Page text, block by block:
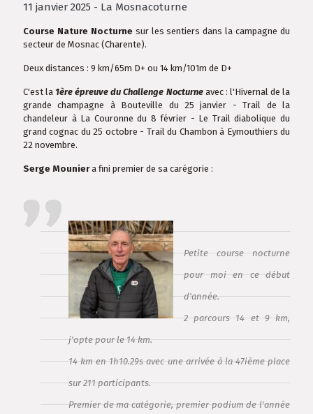
11 janvier 2025 - La Mosnacoturne
Course Nature Nocturne sur les sentiers dans la campagne du
secteur de Mosnac (Charente).
Deux distances : 9 km/65m D+ ou 14 km/101m de D+
C'est la 1ère épreuve du Challenge Nocturneavec : l'Hivernal de la
grande champagne à Bouteville du 25 janvier - Trail de la
chandeleur à La Couronne du 8 février - Le Trail diabolique du
grand cognac du 25 octobre - Trail du Chambon à Eymouthiers du
22 novembre.
Serge Mouniera fini premier de sa carégorie :
Petite course nocturne
pour moi en ce début
d'année.
2 parcours 14 et 9 km,
j'opte pour le 14 km.
14 km en 1h10.29s avec une arrivée à la 47ième place
sur 211 participants.
Premier de ma catégorie, premier podium de l'année